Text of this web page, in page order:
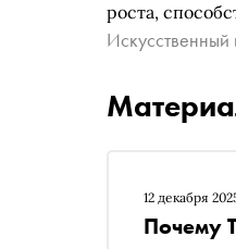
роста,
Искусственный
12 декабря
Почему